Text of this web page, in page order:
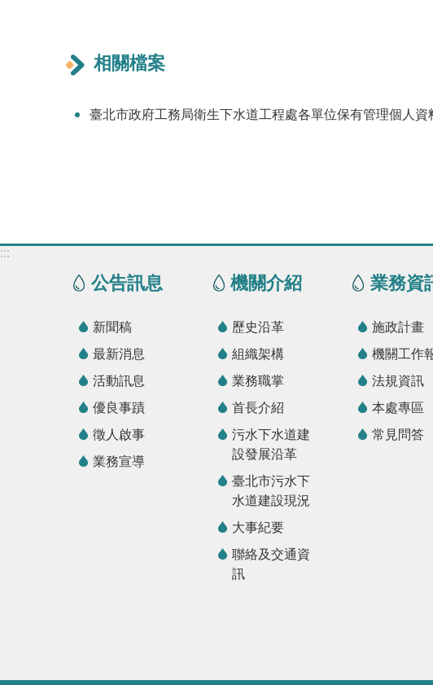
相關檔案
臺北市政府工務局衛生下水道工程處各單位保有管理個人
:::
公告訊息
新聞稿
最新消息
活動訊息
優良事蹟
徵人啟事
業務宣導
機關介紹
歷史沿革
組織架構
業務職掌
首長介紹
污水下水道建
設發展沿革
臺北市污水下
水道建設現況
大事紀要
聯絡及交通資
訊
業務資
施政計畫
機關工作
法規資訊
本處專區
常見問答